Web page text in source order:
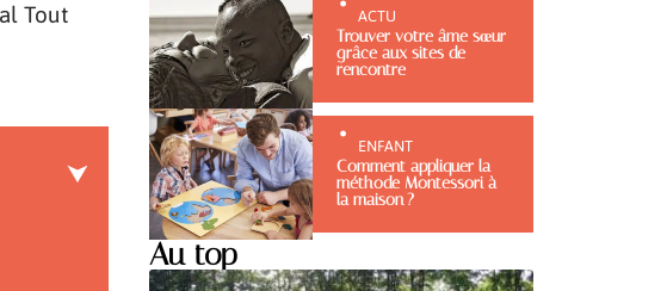
Tout
ACTU
Trouver votre âme sœur
grâce aux sites de
rencontre
ENFANT
Comment appliquer la
méthode Montessori à
la maison ?
Au top